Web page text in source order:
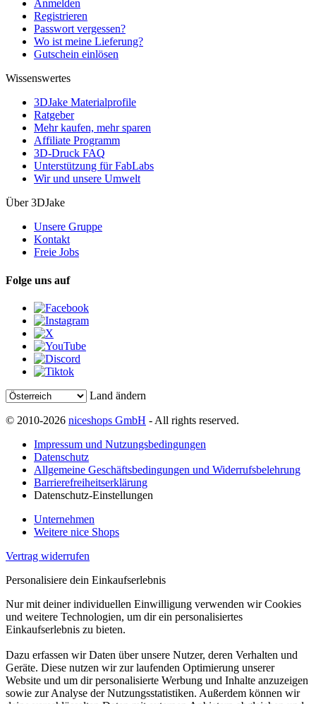
Anmelden
Registrieren
Passwort vergessen?
Wo ist meine Lieferung?
Gutschein einlösen
Wissenswertes
3DJake Materialprofile
Ratgeber
Mehr kaufen, mehr sparen
Affiliate Programm
3D-Druck FAQ
Unterstützung für FabLabs
Wir und unsere Umwelt
Über 3DJake
Unsere Gruppe
Kontakt
Freie Jobs
Folge uns auf
Land ändern
© 2010-2026 niceshops GmbH - All rights reserved.
Impressum und Nutzungsbedingungen
Datenschutz
Allgemeine Geschäftsbedingungen und Widerrufsbelehrung
Barrierefreiheitserklärung
Datenschutz-Einstellungen
Unternehmen
Weitere nice Shops
Vertrag widerrufen
Personalisiere dein Einkaufserlebnis
Nur mit deiner individuellen Einwilligung verwenden wir Cookies
und weitere Technologien, um dir ein personalisiertes
Einkaufserlebnis zu bieten.
Dazu erfassen wir Daten über unsere Nutzer, deren Verhalten und
Geräte. Diese nutzen wir zur laufenden Optimierung unserer
Website und um dir personalisierte Werbung und Inhalte anzuzeigen
sowie zur Analyse der Nutzungsstatistiken. Außerdem können wir